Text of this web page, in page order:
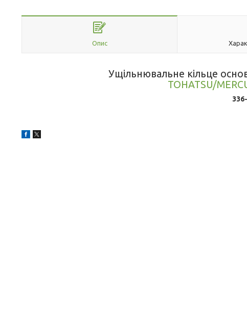
Опис
Ущільнювальне кільце
TOHATSU/